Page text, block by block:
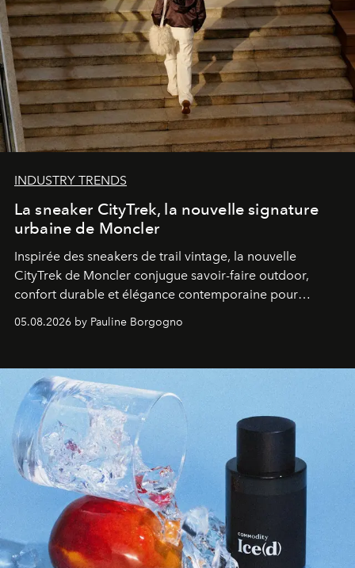
INDUSTRY TRENDS
La sneaker CityTrek, la nouvelle signature
urbaine de Moncler
Inspirée des sneakers de trail vintage, la nouvelle
CityTrek de Moncler conjugue savoir-faire outdoor,
confort durable et élégance contemporaine pour
accompagner les explorations du quotidien.
05.08.2026 by Pauline Borgogno